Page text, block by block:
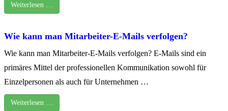
Weiterlesen …
Wie kann man Mitarbeiter-E-Mails verfolgen?
Wie kann man Mitarbeiter-E-Mails verfolgen? E-Mails sind ein
primäres Mittel der professionellen Kommunikation sowohl für
Einzelpersonen als auch für Unternehmen …
Weiterlesen …